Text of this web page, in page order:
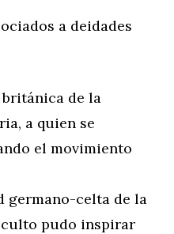
a deidades
británica de la
a quien se
el movimiento
germano-celta de la
pudo inspirar